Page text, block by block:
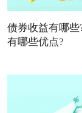
债券收益有哪些
有哪些优点?